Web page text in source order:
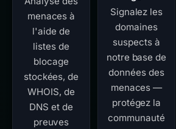
menaces à
l'aide de
listes de
blocage
stockées, de
WHOIS, de
DNS et de
preuves
Signalez les
domaines
suspects à
notre base de
données des
menaces —
protégez la
communauté